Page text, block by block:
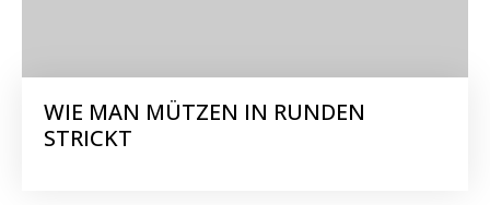
WIE MAN MÜTZEN IN RUNDEN
STRICKT